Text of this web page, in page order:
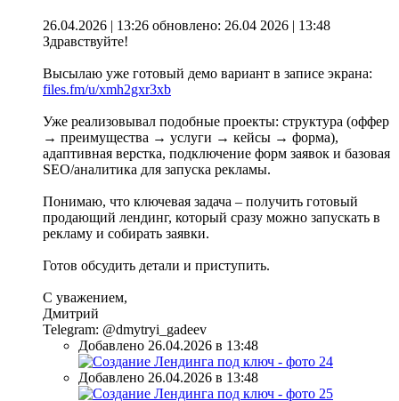
26.04.2026 | 13:26 обновлено: 26.04 2026 | 13:48
Здравствуйте!
Высылаю уже готовый демо вариант в записе экрана:
files.fm/u/xmh2gxr3xb
Уже реализовывал подобные проекты: структура (оффер
→ преимущества → услуги → кейсы → форма),
адаптивная верстка, подключение форм заявок и базовая
SEO/аналитика для запуска рекламы.
Понимаю, что ключевая задача – получить готовый
продающий лендинг, который сразу можно запускать в
рекламу и собирать заявки.
Готов обсудить детали и приступить.
С уважением,
Дмитрий
Telegram: @dmytryi_gadeev
Добавлено 26.04.2026 в 13:48
Добавлено 26.04.2026 в 13:48